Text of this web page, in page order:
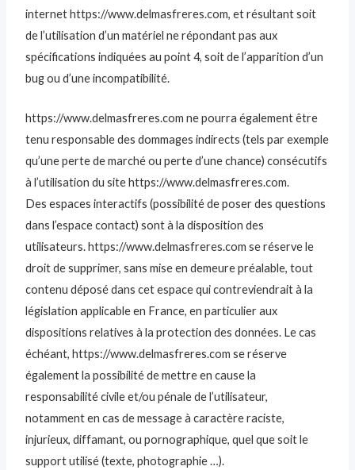
internet https://www.delmasfreres.com, et résultant soit
de l’utilisation d’un matériel ne répondant pas aux
spécifications indiquées au point 4, soit de l’apparition d’un
bug ou d’une incompatibilité.
https://www.delmasfreres.com ne pourra également être
tenu responsable des dommages indirects (tels par exemple
qu’une perte de marché ou perte d’une chance) consécutifs
à l’utilisation du site https://www.delmasfreres.com.
Des espaces interactifs (possibilité de poser des questions
dans l’espace contact) sont à la disposition des
utilisateurs. https://www.delmasfreres.com se réserve le
droit de supprimer, sans mise en demeure préalable, tout
contenu déposé dans cet espace qui contreviendrait à la
législation applicable en France, en particulier aux
dispositions relatives à la protection des données. Le cas
échéant, https://www.delmasfreres.com se réserve
également la possibilité de mettre en cause la
responsabilité civile et/ou pénale de l’utilisateur,
notamment en cas de message à caractère raciste,
injurieux, diffamant, ou pornographique, quel que soit le
support utilisé (texte, photographie …).